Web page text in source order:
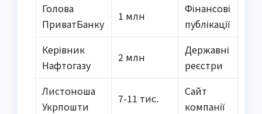
Голова
ПриватБанку
1 млн
Фінансові
публікації
Керівник
Нафтогазу
2 млн
Державні
реєстри
Листоноша
Укрпошти
7-11 тис.
Сайт
компанії